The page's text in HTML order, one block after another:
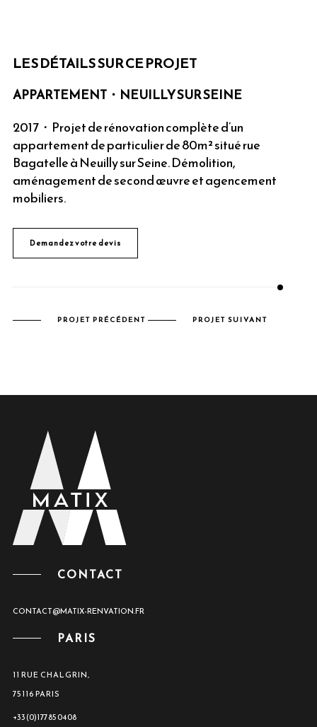
LES DÉTAILS SUR CE PROJET
APPARTEMENT・NEUILLY SUR SEINE
2017・Projet de rénovation complète d’un
appartement de particulier de 80m² situé rue
Bagatelle à Neuilly sur Seine. Démolition,
aménagement de second œuvre et agencement
mobiliers.
Demandez votre devis
PROJET PRÉCÉDENT PROJET SUIVANT
CONTACT
CONTACT@MATIX-RENVATION.FR
PARIS
11 RUE CHALGRIN,
75116 PARIS
+33 (0)1 77 85 04 08